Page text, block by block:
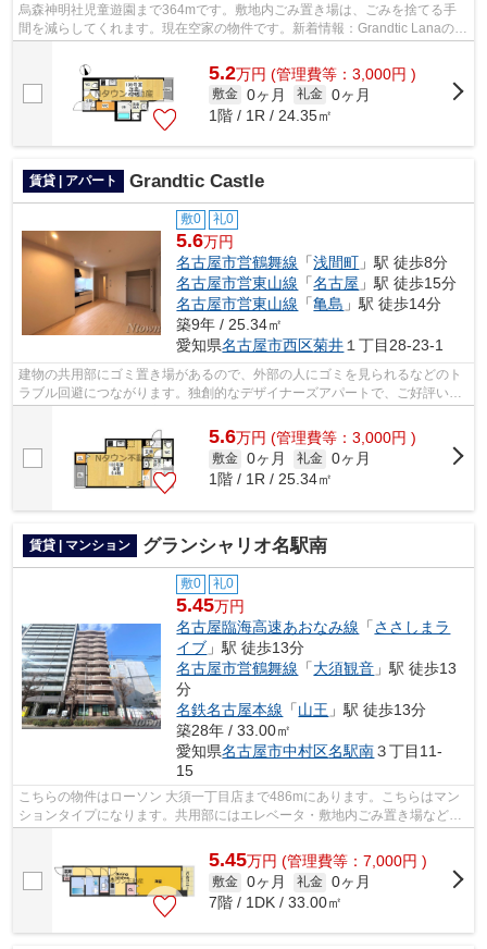
烏森神明社児童遊園まで364mです。敷地内ごみ置き場は、ごみを捨てる手
間を減らしてくれます。現在空家の物件です。新着情報：Grandtic Lanaの空
5.2万円 (管理費等：3,000円 )
敷金 0ヶ月 礼金 0ヶ月
1階 / 1R / 24.35㎡
賃貸 | アパート Grandtic Castle
敷0 礼0
5.6万円
名古屋市営鶴舞線 「浅間町 」駅 徒歩8分
名古屋市営東山線 「名古屋 」駅 徒歩15分
名古屋市営東山線 「亀島 」駅 徒歩14分
築9年 / 25.34㎡
愛知県名古屋市西区菊井 １丁目28-23-1
建物の共用部にゴミ置き場があるので、外部の人にゴミを見られるなどのト
ラブル回避につながります。独創的なデザイナーズアパートで、ご好評いた
だいています。現在空家です。内見等...
5.6万円 (管理費等：3,000円 )
敷金 0ヶ月 礼金 0ヶ月
1階 / 1R / 25.34㎡
賃貸 | マンション グランシャリオ名駅南
敷0 礼0
5.45万円
名古屋臨海高速あおなみ線 「ささしまラ
イブ 」駅 徒歩13分
名古屋市営鶴舞線 「大須観音 」駅 徒歩13
分
名鉄名古屋本線 「山王 」駅 徒歩13分
築28年 / 33.00㎡
愛知県名古屋市中村区名駅南３丁目11-
15
こちらの物件はローソン 大須一丁目店まで486mにあります。こちらはマン
ションタイプになります。共用部にはエレベータ・敷地内ごみ置き場など
5.45万円 (管理費等：7,000円 )
敷金 0ヶ月 礼金 0ヶ月
7階 / 1DK / 33.00㎡